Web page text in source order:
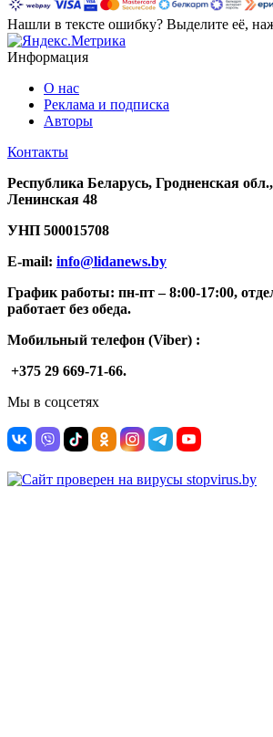
Нашли в тексте ошибку? Выделите её,
Информация
О нас
Реклама и подписка
Авторы
Контакты
Республика Беларусь, Гродненская
Ленинская 48
УНП 500015708
E-mail: info@lidanews.by
График работы: пн-пт –8:00-17:00,
работает без обеда.
Мобильный телефон (Viber) :
+375 29 669-71-66.
Мы в соцсетях